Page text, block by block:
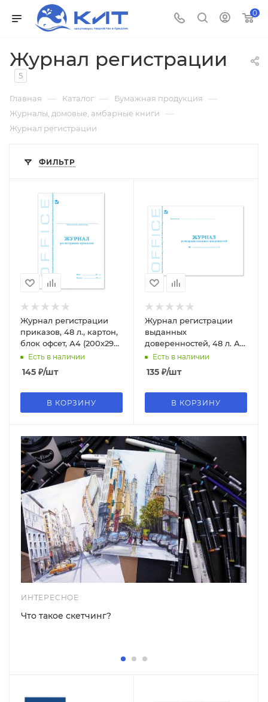
0
Журнал регистрации
5
Главная — Каталог — Бумажная продукция —
Журналы, домовые, амбарные книги —
Журнал регистрации
ФИЛЬТР
Журнал регистрации
приказов, 48 л., картон,
блок офсет, А4 (200х290
мм), STAFF, 130079
Есть в наличии
145 ₽/шт
В КОРЗИНУ
Журнал регистрации
выданных
доверенностей, 48 л. А4
Brauberg 130081
Есть в наличии
135 ₽/шт
В КОРЗИНУ
ИНТЕРЕСНОЕ
Что такое скетчинг?